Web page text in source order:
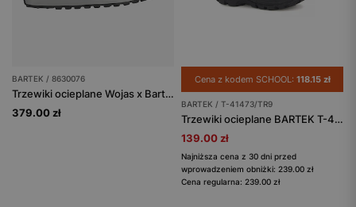
BARTEK / 8630076
Trzewiki ocieplane Wojas x Bartek 8630076, dla chłopców, granatowo-czarny
379.00 zł
Cena z kodem SCHOOL: 118.15 zł
BARTEK / T-41473/TR9
Trzewiki ocieplane BARTEK T-41473/TR9, dla chłopców, niebieski
139.00 zł
Najniższa cena z 30 dni przed
wprowadzeniem obniżki: 239.00 zł
Cena regularna: 239.00 zł